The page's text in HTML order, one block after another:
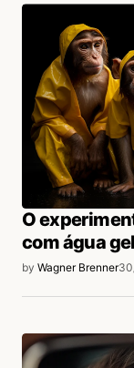
O
com água
by Wagner Brenner